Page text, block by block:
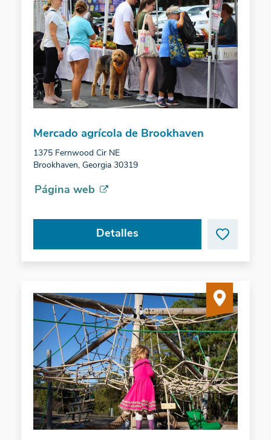
Mercado agrícola de Brookhaven
1375 Fernwood Cir NE
Brookhaven, Georgia 30319
Página web
Detalles